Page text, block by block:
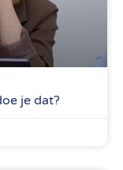
je dat?